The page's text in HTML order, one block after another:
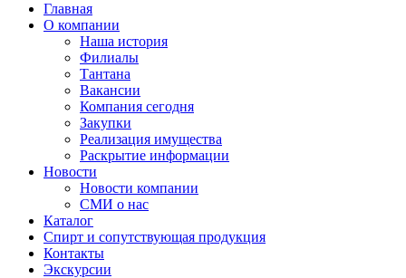
Главная
О компании
Наша история
Филиалы
Тантана
Вакансии
Компания сегодня
Закупки
Реализация имущества
Раскрытие информации
Новости
Новости компании
СМИ о нас
Каталог
Спирт и сопутствующая продукция
Контакты
Экскурсии